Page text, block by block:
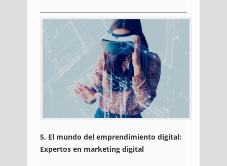
5. El mundo del emprendimiento digital:
Expertos en marketing digital